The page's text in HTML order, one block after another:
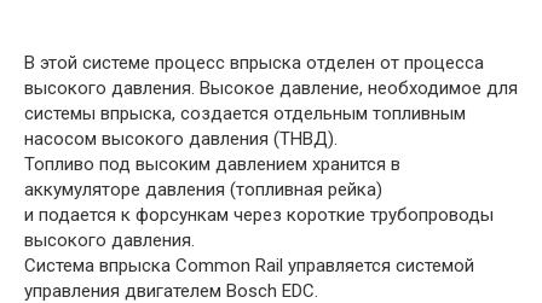
В этой системе процесс впрыска отделен от процесса
высокого давления. Высокое давление, необходимое для
системы впрыска, создается отдельным топливным
насосом высокого давления (ТНВД).
Топливо под высоким давлением хранится в
аккумуляторе давления (топливная рейка)
и подается к форсункам через короткие трубопроводы
высокого давления.
Система впрыска Common Rail управляется системой
управления двигателем Bosch EDC.